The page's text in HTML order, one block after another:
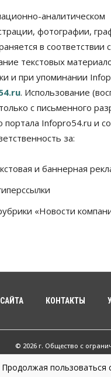
аналитическом
фотографии,
в соответствии с
текстовых
и при упоминании
. Использование
с письменного
Infopro54.ru и
за:
и баннерная
«Новости
КОНТАКТЫ
© 2026 г. Общество с
Infopro54 - Важные новости